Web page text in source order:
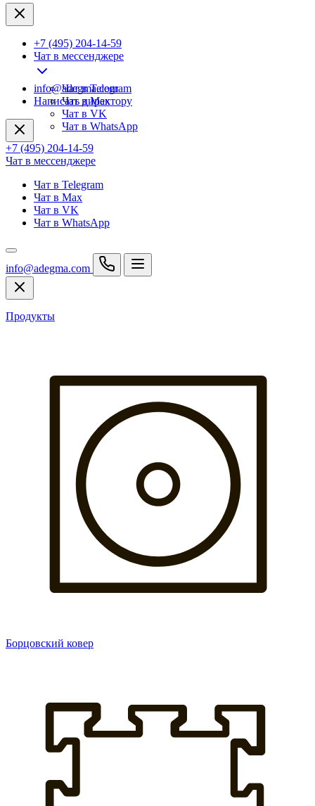
+7 (495) 204-14-59
Чат в мессенджере
Чат в Telegram
Чат в Max
Чат в VK
Чат в WhatsApp
info@adegma.com
Написать директору
+7 (495) 204-14-59
Чат в мессенджере
Чат в Telegram
Чат в Max
Чат в VK
Чат в WhatsApp
info@adegma.com
Продукты
Борцовский ковер